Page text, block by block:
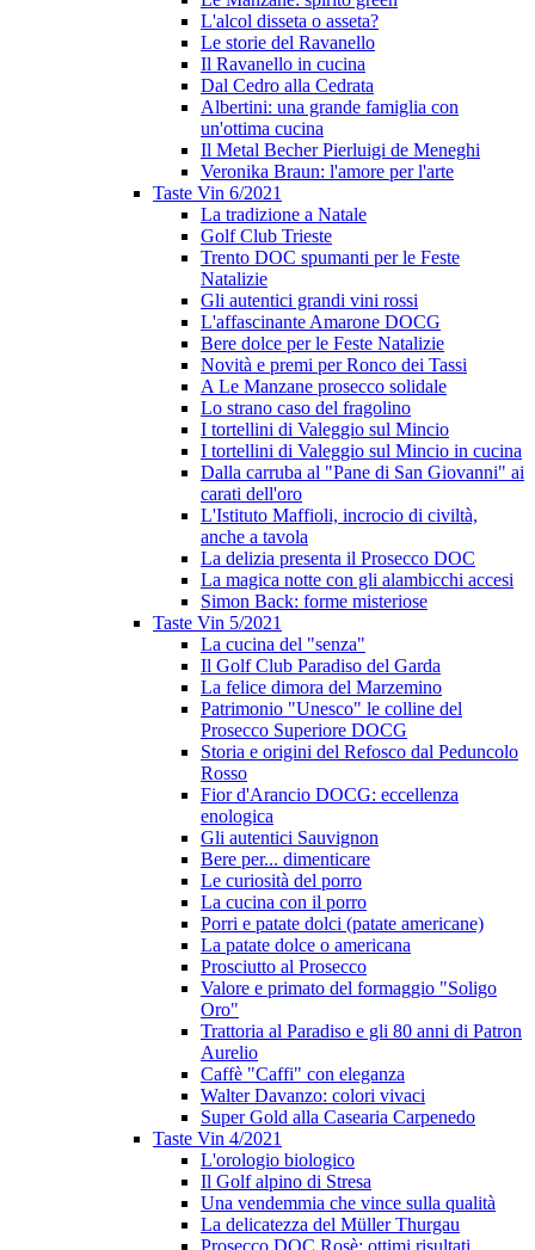
L'alcol disseta o asseta?
Le storie del Ravanello
Il Ravanello in cucina
Dal Cedro alla Cedrata
Albertini: una grande famiglia con
un'ottima cucina
Il Metal Becher Pierluigi de Meneghi
Veronika Braun: l'amore per l'arte
Taste Vin 6/2021
La tradizione a Natale
Golf Club Trieste
Trento DOC spumanti per le Feste
Natalizie
Gli autentici grandi vini rossi
L'affascinante Amarone DOCG
Bere dolce per le Feste Natalizie
Novità e premi per Ronco dei Tassi
A Le Manzane prosecco solidale
Lo strano caso del fragolino
I tortellini di Valeggio sul Mincio
I tortellini di Valeggio sul Mincio in cucina
Dalla carruba al "Pane di San Giovanni" ai
carati dell'oro
L'Istituto Maffioli, incrocio di civiltà,
anche a tavola
La delizia presenta il Prosecco DOC
La magica notte con gli alambicchi accesi
Simon Back: forme misteriose
Taste Vin 5/2021
La cucina del "senza"
Il Golf Club Paradiso del Garda
La felice dimora del Marzemino
Patrimonio "Unesco" le colline del
Prosecco Superiore DOCG
Storia e origini del Refosco dal Peduncolo
Rosso
Fior d'Arancio DOCG: eccellenza
enologica
Gli autentici Sauvignon
Bere per... dimenticare
Le curiosità del porro
La cucina con il porro
Porri e patate dolci (patate americane)
La patate dolce o americana
Prosciutto al Prosecco
Valore e primato del formaggio "Soligo
Oro"
Trattoria al Paradiso e gli 80 anni di Patron
Aurelio
Caffè "Caffi" con eleganza
Walter Davanzo: colori vivaci
Super Gold alla Casearia Carpenedo
Taste Vin 4/2021
L'orologio biologico
Il Golf alpino di Stresa
Una vendemmia che vince sulla qualità
La delicatezza del Müller Thurgau
Prosecco DOC Rosè: ottimi risultati